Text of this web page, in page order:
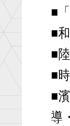
■
■
■
■
■
導